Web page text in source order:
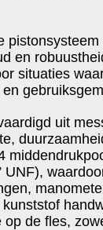
en
situaties
uit
UNF),
de fles,